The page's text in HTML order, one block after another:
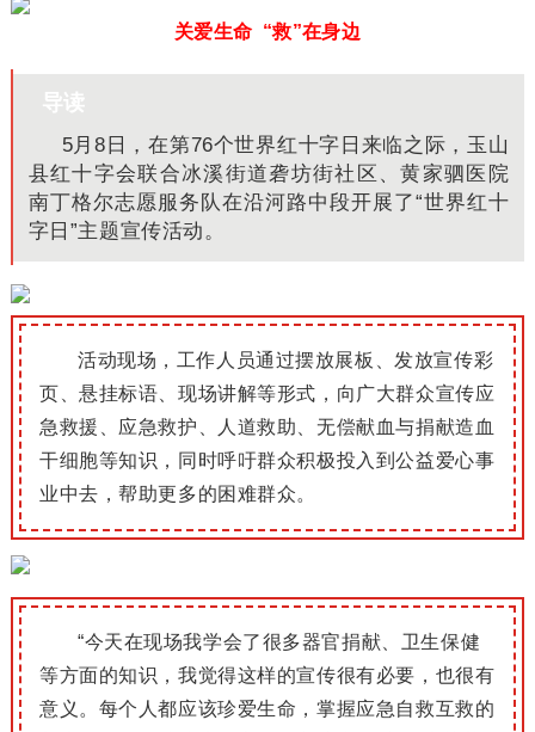
关爱生命 “救”在身边
导读
5月8日，在第76个世界红十字日来临之际，玉山
县红十字会联合冰溪街道砻坊街社区、黄家驷医院
南丁格尔志愿服务队在沿河路中段开展了“世界红十
字日”主题宣传活动。
活动现场，工作人员通过摆放展板、发放宣传彩
页、悬挂标语、现场讲解等形式，向广大群众宣传应
急救援、应急救护、人道救助、无偿献血与捐献造血
干细胞等知识，同时呼吁群众积极投入到公益爱心事
业中去，帮助更多的困难群众。
“今天在现场我学会了很多器官捐献、卫生保健
等方面的知识，我觉得这样的宣传很有必要，也很有
意义。每个人都应该珍爱生命，掌握应急自救互救的